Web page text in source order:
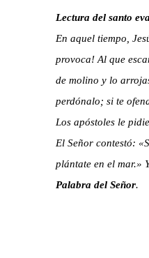
Lectura del santo
En aquel tiempo,
provoca! Al que
de molino y lo
perdónalo; si te
Los apóstoles le
El Señor contestó:
plántate en el mar.»
Palabra del Señor.